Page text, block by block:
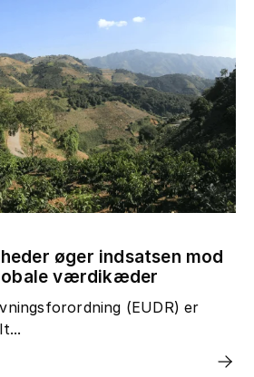
øger indsatsen mod
værdikæder
(EUDR) er